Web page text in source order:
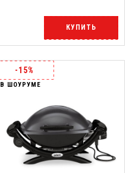
КУПИТЬ
-15%
В ШОУРУМЕ